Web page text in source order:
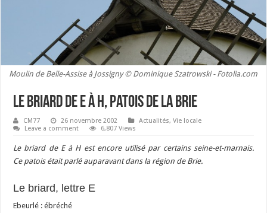
Moulin de Belle-Assise à Jossigny © Dominique Szatrowski - Fotolia.com
Le briard de E à H, patois de la Brie
CM77 26 novembre 2002 Actualités,Vie locale
Leave a comment
6,807 Views
Le briard de E à H est encore utilisé par certains seine-et-marnais.
Ce patois était parlé auparavant dans la région de Brie.
Le briard, lettre E
Ebeurlé : ébréché